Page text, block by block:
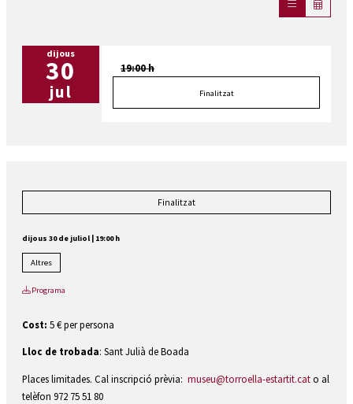
dijous
30
jul
19:00 h
Finalitzat
Finalitzat
dijous 30 de juliol | 19:00 h
Altres
Programa
Cost: 5 € per persona
Lloc de trobada: Sant Julià de Boada
Places limitades. Cal inscripció prèvia: museu@torroella-estartit.cato al
telèfon 972 75 51 80